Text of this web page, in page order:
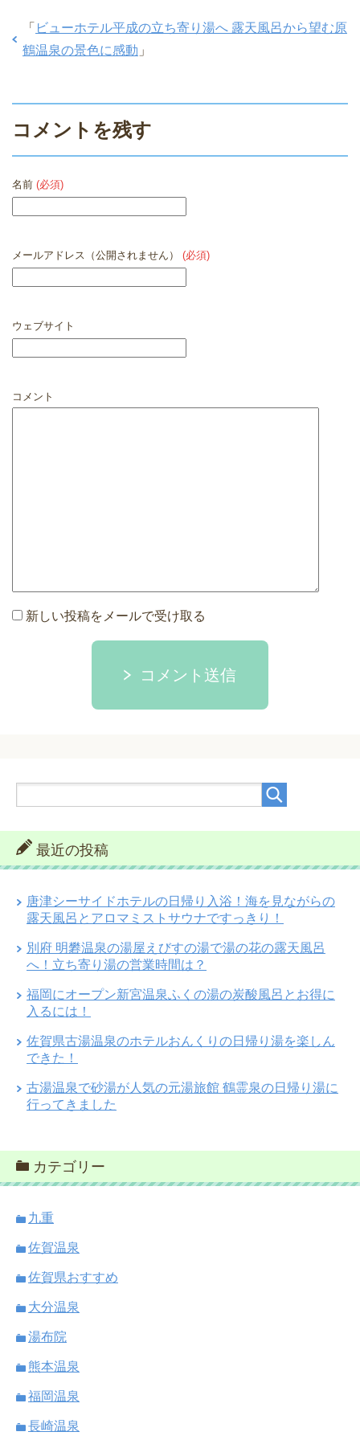
「 ビューホテル平成の立ち寄り湯へ 露天風呂から望む原
鶴温泉の景色に感動 」
コメントを残す
名前 (必須)
メールアドレス（公開されません） (必須)
ウェブサイト
コメント
新しい投稿をメールで受け取る
コメント送信
最近の投稿
唐津シーサイドホテルの日帰り入浴！海を見ながらの
露天風呂とアロマミストサウナですっきり！
別府 明礬温泉の湯屋えびすの湯で湯の花の露天風呂
へ！立ち寄り湯の営業時間は？
福岡にオープン新宮温泉ふくの湯の炭酸風呂とお得に
入るには！
佐賀県古湯温泉のホテルおんくりの日帰り湯を楽しん
できた！
古湯温泉で砂湯が人気の元湯旅館 鶴霊泉の日帰り湯に
行ってきました
カテゴリー
九重
佐賀温泉
佐賀県おすすめ
大分温泉
湯布院
熊本温泉
福岡温泉
長崎温泉